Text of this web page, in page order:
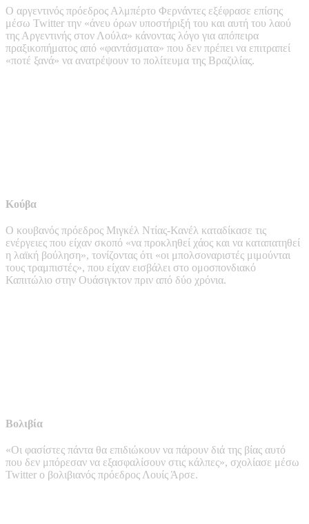
Ο αργεντινός πρόεδρος Αλμπέρτο Φερνάντες εξέφρασε επίσης
μέσω Twitter την «άνευ όρων υποστήριξή του και αυτή του λαού
της Αργεντινής στον Λούλα» κάνοντας λόγο για απόπειρα
πραξικοπήματος από «φαντάσματα» που δεν πρέπει να επιτραπεί
«ποτέ ξανά» να ανατρέψουν το πολίτευμα της Βραζιλίας.
Κούβα
Ο κουβανός πρόεδρος Μιγκέλ Ντίας-Κανέλ καταδίκασε τις
ενέργειες που είχαν σκοπό «να προκληθεί χάος και να καταπατηθεί
η λαϊκή βούληση», τονίζοντας ότι «οι μπολσοναριστές μιμούνται
τους τραμπιστές», που είχαν εισβάλει στο ομοσπονδιακό
Καπιτώλιο στην Ουάσιγκτον πριν από δύο χρόνια.
Βολιβία
«Οι φασίστες πάντα θα επιδιώκουν να πάρουν διά της βίας αυτό
που δεν μπόρεσαν να εξασφαλίσουν στις κάλπες», σχολίασε μέσω
Twitter ο βολιβιανός πρόεδρος Λουίς Άρσε.